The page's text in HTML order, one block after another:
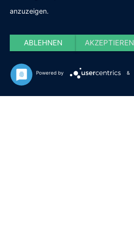
anzuzeigen.
ABLEHNEN AKZEPTIEREN
Powered by &